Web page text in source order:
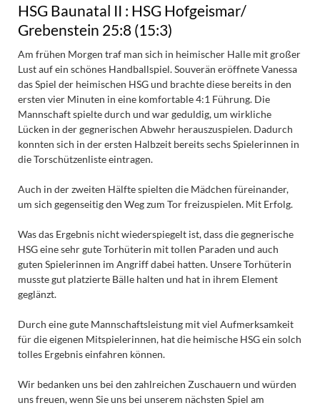
HSG Baunatal II : HSG Hofgeismar/
Grebenstein 25:8 (15:3)
Am frühen Morgen traf man sich in heimischer Halle mit großer
Lust auf ein schönes Handballspiel. Souverän eröffnete Vanessa
das Spiel der heimischen HSG und brachte diese bereits in den
ersten vier Minuten in eine komfortable 4:1 Führung. Die
Mannschaft spielte durch und war geduldig, um wirkliche
Lücken in der gegnerischen Abwehr herauszuspielen. Dadurch
konnten sich in der ersten Halbzeit bereits sechs Spielerinnen in
die Torschützenliste eintragen.
Auch in der zweiten Hälfte spielten die Mädchen füreinander,
um sich gegenseitig den Weg zum Tor freizuspielen. Mit Erfolg.
Was das Ergebnis nicht wiederspiegelt ist, dass die gegnerische
HSG eine sehr gute Torhüterin mit tollen Paraden und auch
guten Spielerinnen im Angriff dabei hatten. Unsere Torhüterin
musste gut platzierte Bälle halten und hat in ihrem Element
geglänzt.
Durch eine gute Mannschaftsleistung mit viel Aufmerksamkeit
für die eigenen Mitspielerinnen, hat die heimische HSG ein solch
tolles Ergebnis einfahren können.
Wir bedanken uns bei den zahlreichen Zuschauern und würden
uns freuen, wenn Sie uns bei unserem nächsten Spiel am